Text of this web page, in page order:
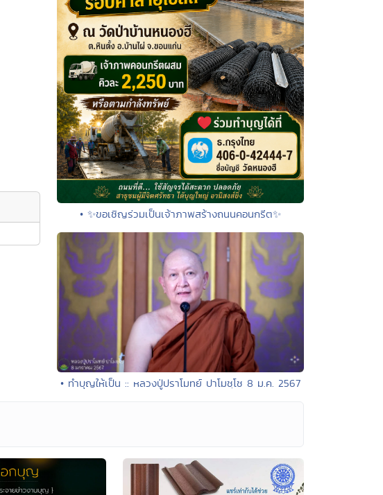
• ✨ขอเชิญร่วมเป็นเจ้าภาพสร้างถนนคอนกรีต✨
• ทำบุญให้เป็น :: หลวงปู่ปราโมทย์ ปาโมชฺโช 8 ม.ค. 2567